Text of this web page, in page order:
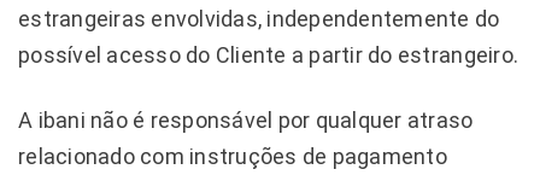
estrangeiras envolvidas, independentemente do
possível acesso do Cliente a partir do estrangeiro.
A ibani não é responsável por qualquer atraso
relacionado com instruções de pagamento